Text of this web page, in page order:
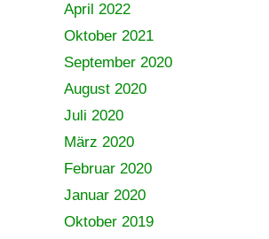
April 2022
Oktober 2021
September 2020
August 2020
Juli 2020
März 2020
Februar 2020
Januar 2020
Oktober 2019